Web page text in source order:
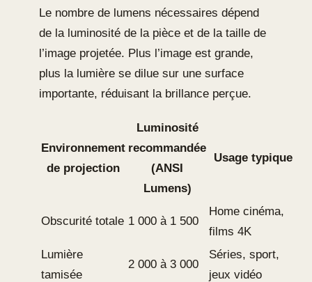
Le nombre de lumens nécessaires dépend
de la luminosité de la pièce et de la taille de
l’image projetée. Plus l’image est grande,
plus la lumière se dilue sur une surface
importante, réduisant la brillance perçue.
Environnement
de projection
Luminosité
recommandée
(ANSI
Lumens)
Usage typique
Obscurité totale 1 000 à 1 500
Home cinéma,
films 4K
Lumière
tamisée
2 000 à 3 000
Séries, sport,
jeux vidéo